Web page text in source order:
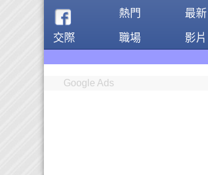
熱門 最新
交際
職場 影片
Google Ads